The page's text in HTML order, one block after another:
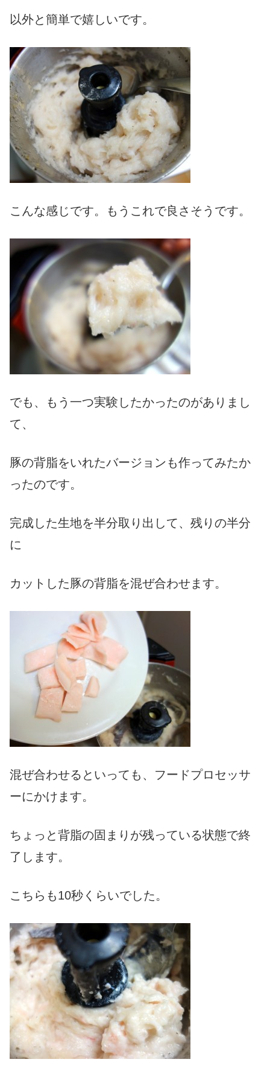
以外と簡単で嬉しいです。
こんな感じです。もうこれで良さそうです。
でも、もう一つ実験したかったのがありまし
て、
豚の背脂をいれたバージョンも作ってみたか
ったのです。
完成した生地を半分取り出して、残りの半分
に
カットした豚の背脂を混ぜ合わせます。
混ぜ合わせるといっても、フードプロセッサ
ーにかけます。
ちょっと背脂の固まりが残っている状態で終
了します。
こちらも10秒くらいでした。